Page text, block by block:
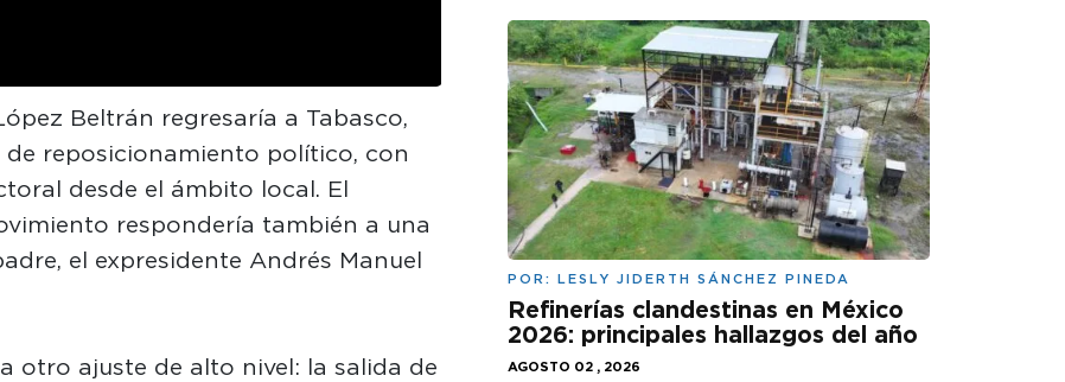
Beltrán regresaría a Tabasco,
reposicionamiento político, con
desde el ámbito local. El
respondería también a una
el expresidente Andrés Manuel
otro ajuste de alto nivel: la salida de
POR: LESLY JIDERTH SÁNCHEZ PINEDA
Refinerías clandestinas en México
2026: principales hallazgos del año
AGOSTO 02 , 2026